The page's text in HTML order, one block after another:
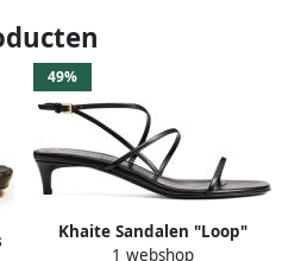
49%
Khaite Sandalen "Loop"
Sandals – Black in zwart
1 webshop